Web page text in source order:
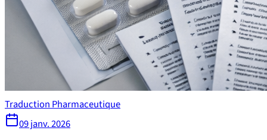
Traduction Pharmaceutique
09 janv. 2026